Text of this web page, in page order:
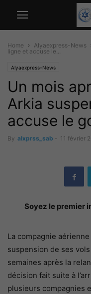
Home Alyaexpress-News
ligne et accuse le...
Alyaexpress-News
Un mois
Arkia
accuse le
By alxprss_sab - 11 février
Soyez le premier
La compagnie
suspension de ses
semaines après la
décision fait suite à
plusieurs compagnies